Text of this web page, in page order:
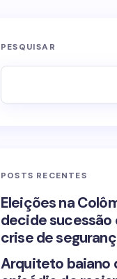
PESQUISAR
POSTS RECENTES
Eleições na
decide sucessão
crise de
Arquiteto baiano